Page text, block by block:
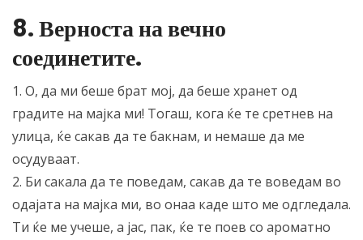
8. Верноста на вечно
соединетите.
1. О, да ми беше брат мој, да беше хранет од
градите на мајка ми! Тогаш, кога ќе те сретнев на
улица, ќе сакав да те бакнам, и немаше да ме
осудуваат.
2. Би сакала да те поведам, сакав да те воведам во
одајата на мајка ми, во онаа каде што ме одгледала.
Ти ќе ме учеше, а јас, пак, ќе те поев со ароматно